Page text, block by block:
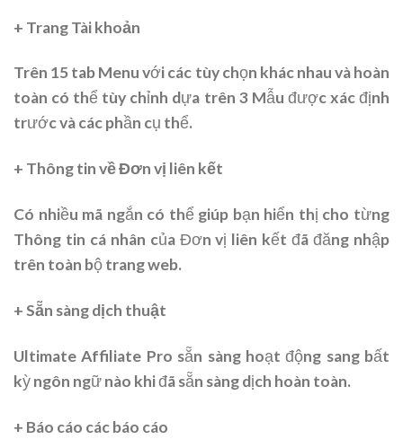
+ Trang Tài khoản
Trên 15 tab Menu với các tùy chọn khác nhau và hoàn
toàn có thể tùy chỉnh dựa trên 3 Mẫu được xác định
trước và các phần cụ thể.
+ Thông tin về Đơn vị liên kết
Có nhiều mã ngắn có thể giúp bạn hiển thị cho từng
Thông tin cá nhân của Đơn vị liên kết đã đăng nhập
trên toàn bộ trang web.
+ Sẵn sàng dịch thuật
Ultimate Affiliate Pro sẵn sàng hoạt động sang bất
kỳ ngôn ngữ nào khi đã sẵn sàng dịch hoàn toàn.
+ Báo cáo các báo cáo